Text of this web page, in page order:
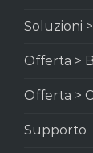
Soluzioni
Offerta >
Offerta >
Supporto